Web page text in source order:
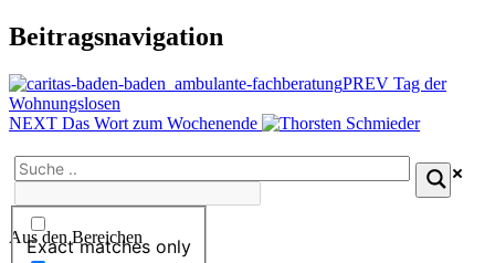
Beitragsnavigation
PREV Tag der
Wohnungslosen
NEXT Das Wort zum Wochenende
Exact matches only
Aus den Bereichen